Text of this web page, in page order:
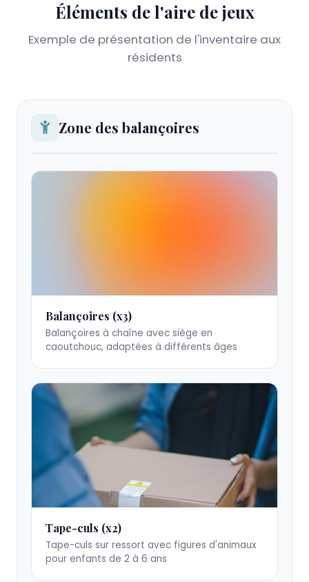
Éléments de l'aire de jeux
Exemple de présentation de l'inventaire aux
résidents
Zone des balançoires
chaîne
homologuées
Balançoires (x3)
Balançoires à chaîne avec siège en
caoutchouc, adaptées à différents âges
culs
sur
ressort
Tape-culs (x2)
Tape-culs sur ressort avec figures d'animaux
pour enfants de 2 à 6 ans